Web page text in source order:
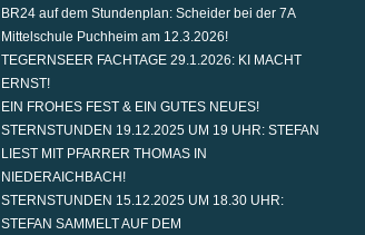
BR24 auf dem Stundenplan: Scheider bei der 7A
Mittelschule Puchheim am 12.3.2026!
TEGERNSEER FACHTAGE 29.1.2026: KI MACHT
ERNST!
EIN FROHES FEST & EIN GUTES NEUES!
STERNSTUNDEN 19.12.2025 UM 19 UHR: STEFAN
LIEST MIT PFARRER THOMAS IN
NIEDERAICHBACH!
STERNSTUNDEN 15.12.2025 UM 18.30 UHR:
STEFAN SAMMELT AUF DEM